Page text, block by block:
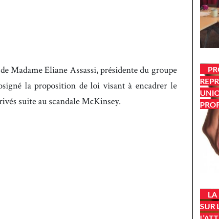
Madame Eliane Assassi, présidente du groupe
la proposition de loi visant à encadrer le
suite au scandale McKinsey.
LA
SUR